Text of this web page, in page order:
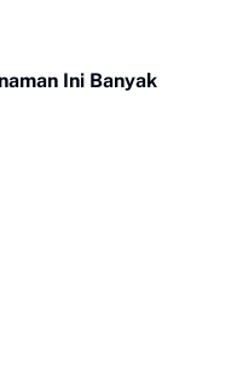
Ini Banyak